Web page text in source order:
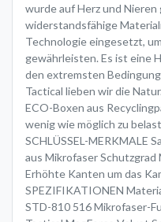
wurde auf Herz und
widerstandsfähige
Technologie eingesetzt,
gewährleisten. Es ist eine
den extremsten
Tactical lieben wir die
ECO-Boxen aus
wenig wie möglich zu
SCHLÜSSEL-MERKMALE
aus Mikrofaser
Erhöhte Kanten um das
SPEZIFIKATIONEN
STD-810 516 Mikrofaser-